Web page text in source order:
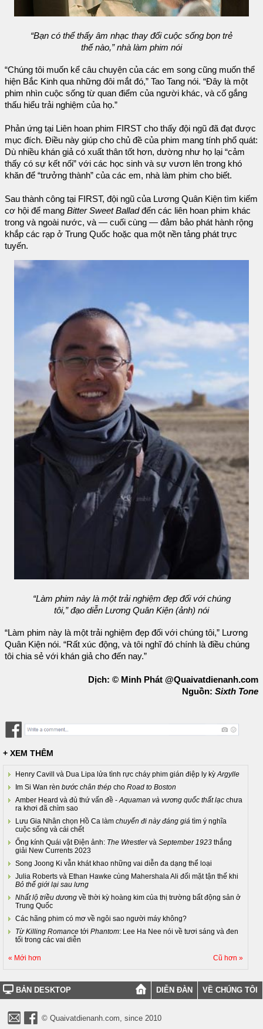
“Bạn có thể thấy âm nhạc thay đổi cuộc sống bọn trẻ
thế nào,” nhà làm phim nói
“Chúng tôi muốn kể câu chuyện của các em song cũng muốn thể
hiện Bắc Kinh qua những đôi mắt đó,” Tao Tang nói. “Đây là một
phim nhìn cuộc sống từ quan điểm của người khác, và cố gắng
thấu hiểu trải nghiệm của họ.”
Phản ứng tại Liên hoan phim FIRST cho thấy đội ngũ đã đạt được
mục đích. Điều này giúp cho chủ đề của phim mang tính phổ quát:
Dù nhiều khán giả có xuất thân tốt hơn, dường như họ lại “cảm
thấy có sự kết nối” với các học sinh và sự vươn lên trong khó
khăn để “trưởng thành” của các em, nhà làm phim cho biết.
Sau thành công tại FIRST, đội ngũ của Lương Quân Kiện tìm kiếm
cơ hội để mang Bitter Sweet Balladđến các liên hoan phim khác
trong và ngoài nước, và — cuối cùng — đảm bảo phát hành rộng
khắp các rạp ở Trung Quốc hoặc qua một nền tảng phát trực
tuyến.
“Làm phim này là một trải nghiệm đẹp đối với chúng
tôi,” đạo diễn Lương Quân Kiện (ảnh) nói
“Làm phim này là một trải nghiệm đẹp đối với chúng tôi,” Lương
Quân Kiện nói. “Rất xúc động, và tôi nghĩ đó chính là điều chúng
tôi chia sẻ với khán giả cho đến nay.”
Dịch: © Minh Phát @Quaivatdienanh.com
Nguồn: Sixth Tone
+ XEM THÊM
Henry Cavill và Dua Lipa lửa tình rực cháy phim gián điệp ly kỳArgylle
Im Si Wan rèn bước chân thép cho Road to Boston
Amber Heard và đủ thứ vấn đề -Aquaman và vương quốc thất lạc chưa
ra khơi đã chìm sao
Lưu Gia Nhân chọn Hồ Ca làm chuyến đi này đáng giá tìm ý nghĩa
cuộc sống và cái chết
Ống kính Quái vật Điện ảnh: The Wrestlervà September 1923 thắng
giải New Currents 2023
Song Joong Ki vẫn khát khao những vai diễn đa dạng thể loại
Julia Roberts và Ethan Hawke cùng Mahershala Ali đối mặt tận thế khi
Bỏ thế giới lại sau lưng
Nhất lộ triều dương về thời kỳ hoàng kim của thị trường bất động sản ở
Trung Quốc
Các hãng phim có mơ về ngôi sao người máy không?
Từ Killing Romance tới Phantom: Lee Ha Nee nói về tươi sáng và đen
tối trong các vai diễn
« Mới hơn Cũ hơn »
BẢN DESKTOP DIỄN ĐÀN VỀ CHÚNG TÔI
© Quaivatdienanh.com, since 2010